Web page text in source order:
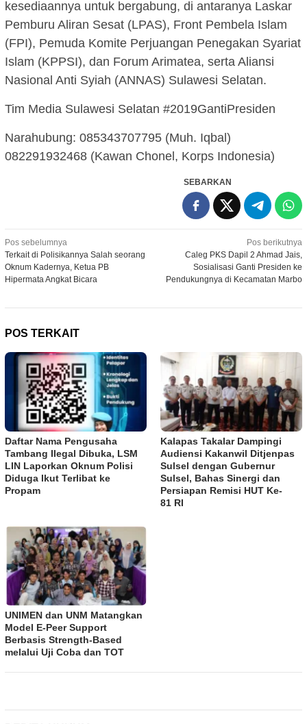
kesediaannya untuk bergabung, di antaranya Laskar
Pemburu Aliran Sesat (LPAS), Front Pembela Islam
(FPI), Pemuda Komite Perjuangan Penegakan Syariat
Islam (KPPSI), dan Forum Arimatea, serta Aliansi
Nasional Anti Syiah (ANNAS) Sulawesi Selatan.
Tim Media Sulawesi Selatan #2019GantiPresiden
Narahubung: 085343707795 (Muh. Iqbal)
082291932468 (Kawan Chonel, Korps Indonesia)
SEBARKAN
Navigasi
pos
Pos sebelumnya
Terkait di Polisikannya Salah seorang
Oknum Kadernya, Ketua PB
Hipermata Angkat Bicara
Pos berikutnya
Caleg PKS Dapil 2 Ahmad Jais,
Sosialisasi Ganti Presiden ke
Pendukungnya di Kecamatan Marbo
POS TERKAIT
Daftar Nama Pengusaha
Tambang Ilegal Dibuka, LSM
LIN Laporkan Oknum Polisi
Diduga Ikut Terlibat ke
Propam
Kalapas Takalar Dampingi
Audiensi Kakanwil Ditjenpas
Sulsel dengan Gubernur
Sulsel, Bahas Sinergi dan
Persiapan Remisi HUT Ke-
81 RI
UNIMEN dan UNM Matangkan
Model E-Peer Support
Berbasis Strength-Based
melalui Uji Coba dan TOT